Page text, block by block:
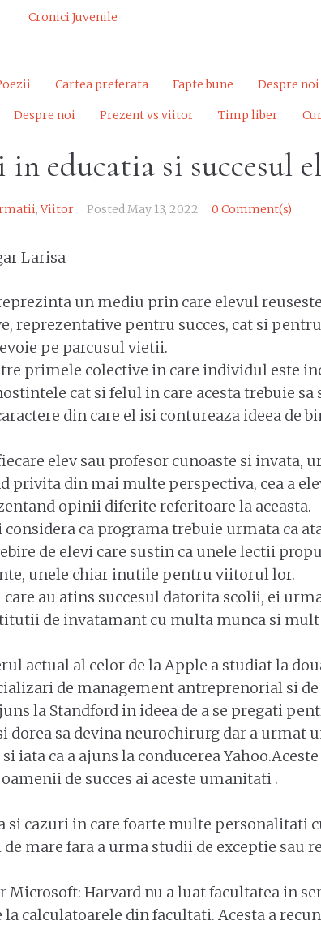
Cronici Juvenile
Cartea preferata Fapte bune Despre noi
Despre noi Prezent vs viitor Timp liber
educatia si succesul
,Viitor PostedMay 13, 2022 0 Comment(s)
Larisa
un mediu prin care elevul
reprezentative pentru succes, cat si
pe parcusul vietii.
primele colective in care individul este
cat si felul in care acesta trebuie sa
din care el isi contureaza ideea de
elev sau profesor cunoaste si invata,
privita din mai multe perspectiva, cea a
opinii diferite referitoare la aceasta.
considera ca programa trebuie urmata ca
de elevi care sustin ca unele lectii
unele chiar inutile pentru viitorul lor.
au atins succesul datorita scolii, ei
de invatamant cu multa munca si mult
actual al celor de la Apple a studiat la
de management antreprenorial si
la Standford in ideea de a se pregati
dorea sa devina neurochirurg dar a urmat
iata ca a ajuns la conducerea
de succes ai aceste umanitati .
si cazuri in care foarte multe personalitati
de mare fara a urma studii de exceptie sau
Microsoft: Harvard nu a luat facultatea in
calculatoarele din facultati. Acesta a